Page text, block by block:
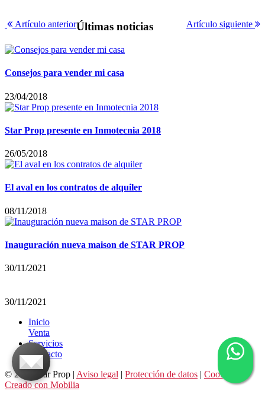
Artículo anterior Artículo siguiente
Últimas noticias
Consejos para vender mi casa
23/04/2018
Star Prop presente en Inmotecnia 2018
26/05/2018
El aval en los contratos de alquiler
08/11/2018
Inauguración nueva maison de STAR PROP
30/11/2021
30/11/2021
Inicio
Venta
Servicios
Contacto
© 2026 Star Prop | Aviso legal Protección de datos Cookies
Creado con Mobilia